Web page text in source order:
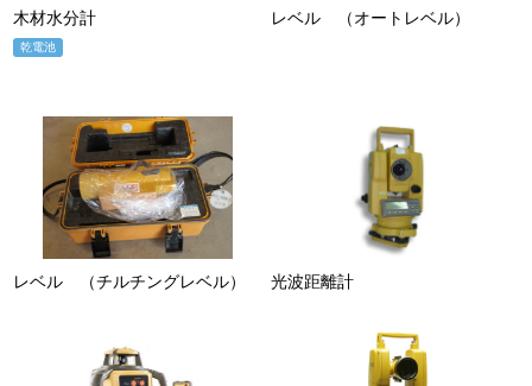
木材水分計
乾電池
レベル （オートレベル）
レベル （チルチングレベル） 光波距離計